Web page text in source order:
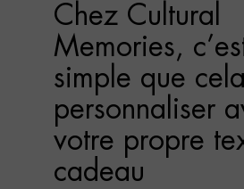
Chez Cultural
Memories,
simple que
personnaliser
votre propre
cadeau